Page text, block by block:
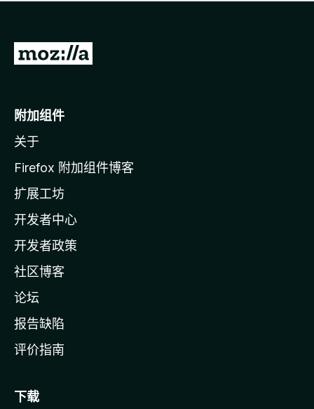
无
转
o
i
l
a
主
页
附加组件
关于
Firefox 附加组件博客
扩展工坊
开发者中心
开发者政策
社区博客
论坛
报告缺陷
评价指南
下载